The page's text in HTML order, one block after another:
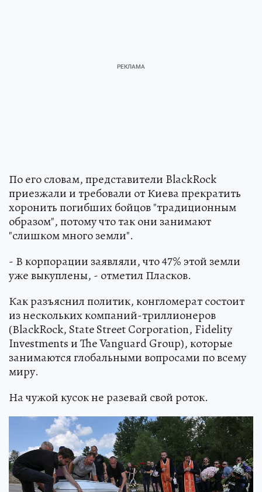
По его словам, представители BlackRock
приезжали и требовали от Киева прекратить
хоронить погибших бойцов "традиционным
образом", потому что так они занимают
"слишком много земли".
- В корпорации заявляли, что 47% этой земли
уже выкуплены, - отметил Пласков.
Как разъяснил политик, конгломерат состоит
из нескольких компаний-триллионеров
(ВlackRock, State Street Corporation, Fidelity
Investments и The Vanguard Group), которые
занимаются глобальными вопросами по всему
миру.
На чужой кусок не разевай свой роток.